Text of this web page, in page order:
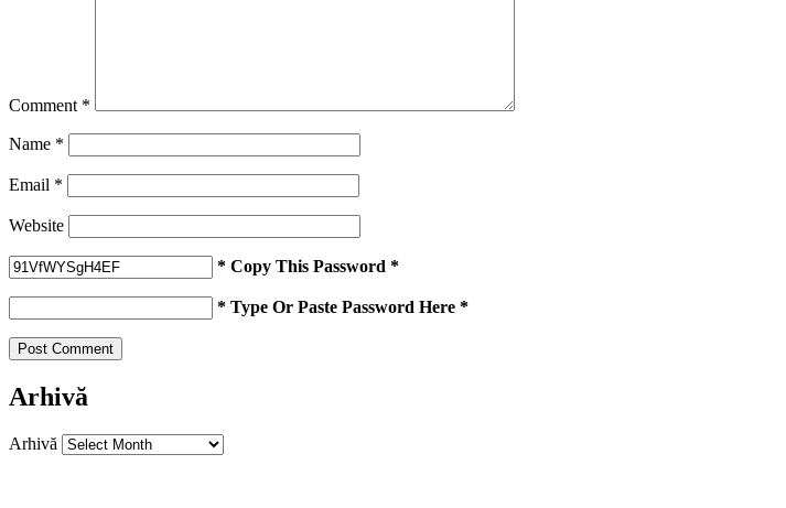
Comment *
Name *
Email *
Website
* Copy This Password *
* Type Or Paste Password Here *
Arhivă
Arhivă